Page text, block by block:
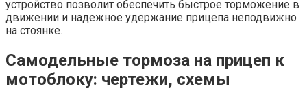
устройство позволит обеспечить быстрое торможение в
движении и надежное удержание прицепа неподвижно
на стоянке.
Самодельные тормоза на прицеп к
мотоблоку: чертежи, схемы